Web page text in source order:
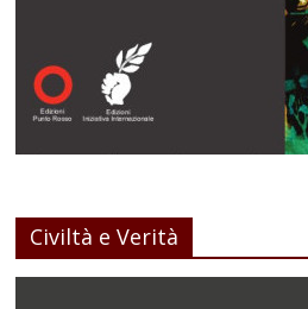
Civiltà e Verità